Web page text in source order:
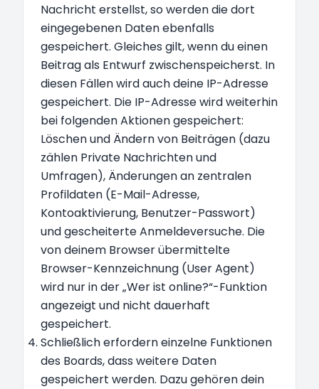
Nachricht erstellst, so werden die dort
eingegebenen Daten ebenfalls
gespeichert. Gleiches gilt, wenn du einen
Beitrag als Entwurf zwischenspeicherst. In
diesen Fällen wird auch deine IP-Adresse
gespeichert. Die IP-Adresse wird weiterhin
bei folgenden Aktionen gespeichert:
Löschen und Ändern von Beiträgen (dazu
zählen Private Nachrichten und
Umfragen), Änderungen an zentralen
Profildaten (E-Mail-Adresse,
Kontoaktivierung, Benutzer-Passwort)
und gescheiterte Anmeldeversuche. Die
von deinem Browser übermittelte
Browser-Kennzeichnung (User Agent)
wird nur in der „Wer ist online?“-Funktion
angezeigt und nicht dauerhaft
gespeichert.
Schließlich erfordern einzelne Funktionen
des Boards, dass weitere Daten
gespeichert werden. Dazu gehören dein